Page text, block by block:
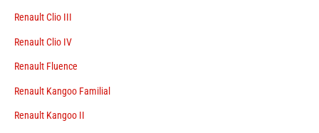
Renault Clio III
Renault Clio IV
Renault Fluence
Renault Kangoo Familial
Renault Kangoo II